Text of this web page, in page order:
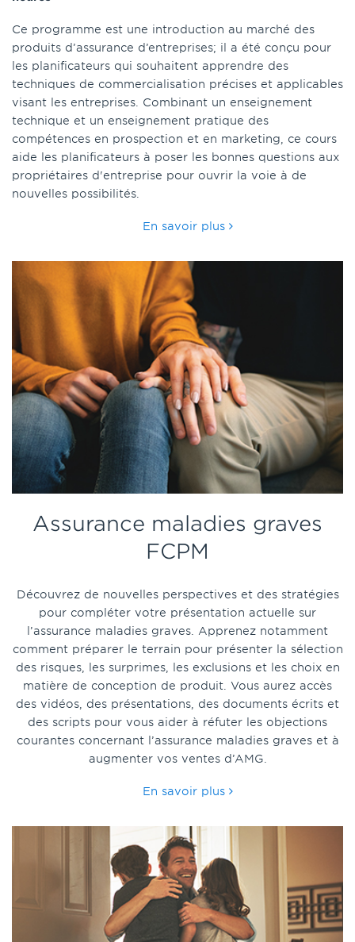
Ce programme est une introduction au marché des
produits d’assurance d’entreprises; il a été conçu pour
les planificateurs qui souhaitent apprendre des
techniques de commercialisation précises et applicables
visant les entreprises. Combinant un enseignement
technique et un enseignement pratique des
compétences en prospection et en marketing, ce cours
aide les planificateurs à poser les bonnes questions aux
propriétaires d'entreprise pour ouvrir la voie à de
nouvelles possibilités.
En savoir plus
Assurance maladies graves
FCPM
Découvrez de nouvelles perspectives et des stratégies
pour compléter votre présentation actuelle sur
l’assurance maladies graves. Apprenez notamment
comment préparer le terrain pour présenter la sélection
des risques, les surprimes, les exclusions et les choix en
matière de conception de produit. Vous aurez accès
des vidéos, des présentations, des documents écrits et
des scripts pour vous aider à réfuter les objections
courantes concernant l’assurance maladies graves et à
augmenter vos ventes d’AMG.
En savoir plus